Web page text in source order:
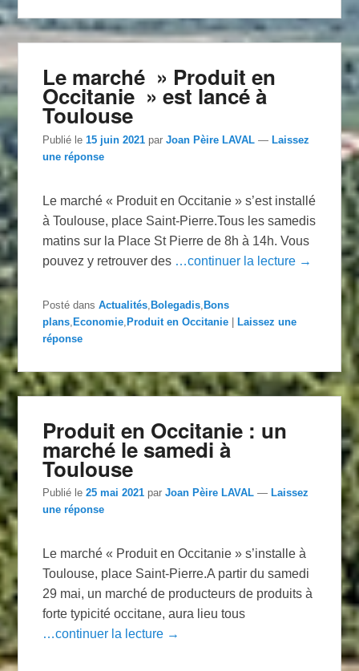
Le marché » Produit en
Occitanie » est lancé à
Toulouse
Publié le15 juin 2021 parJoan Pèire LAVAL —Laissez
une réponse
Le marché « Produit en Occitanie » s’est installé
à Toulouse, place Saint-Pierre.Tous les samedis
matins sur la Place St Pierre de 8h à 14h. Vous
pouvez y retrouver des …continuer la lecture →
Posté dans Actualités ,Bolegadis ,Bons
plans ,Economie ,Produit en Occitanie |Laissez une
réponse
Produit en Occitanie : un
marché le samedi à
Toulouse
Publié le25 mai 2021 parJoan Pèire LAVAL — Laissez
une réponse
Le marché « Produit en Occitanie » s’installe à
Toulouse, place Saint-Pierre.A partir du samedi
29 mai, un marché de producteurs de produits à
forte typicité occitane, aura lieu tous
…continuer la lecture →